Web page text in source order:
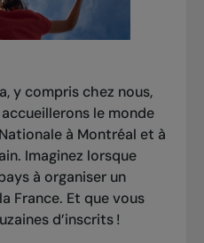
y compris chez nous,
le monde
à Montréal et à
Imaginez lorsque
à organiser un
France. Et que vous
d’inscrits !